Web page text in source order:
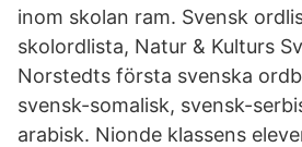
inom skolan ram. Svensk
skolordlista, Natur & Kulturs
Norstedts första svenska
svensk-somalisk, svensk-
arabisk. Nionde klassens